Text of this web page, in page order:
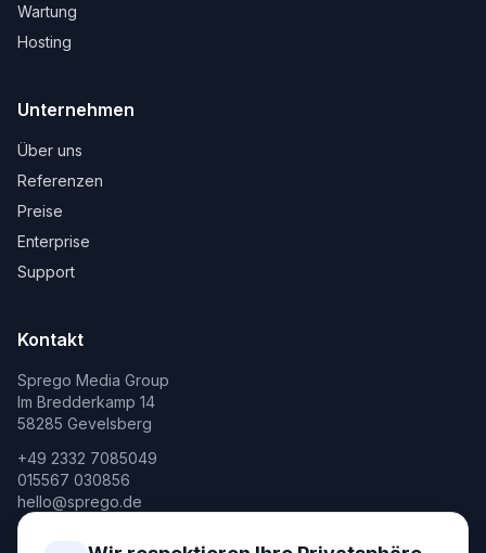
Wartung
Hosting
Unternehmen
Über uns
Referenzen
Preise
Enterprise
Support
Kontakt
Sprego Media Group
Im Bredderkamp 14
58285 Gevelsberg
+49 2332 7085049
015567 030856
hello@sprego.de